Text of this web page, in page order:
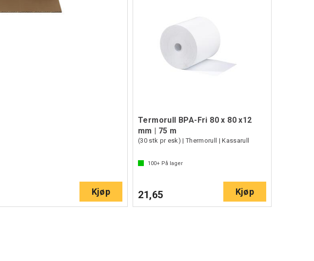
Kjøp
Termorull BPA-Fri 80 x 80 x12
mm | 75 m
(30 stk pr esk) | Thermorull | Kassarull
100+ På lager
21,65 Kjøp